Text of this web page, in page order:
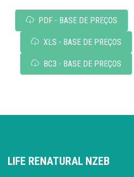
PDF - BASE DE PREÇOS
XLS - BASE DE PREÇOS
BC3 - BASE DE PREÇOS
LIFE RENATURAL NZEB